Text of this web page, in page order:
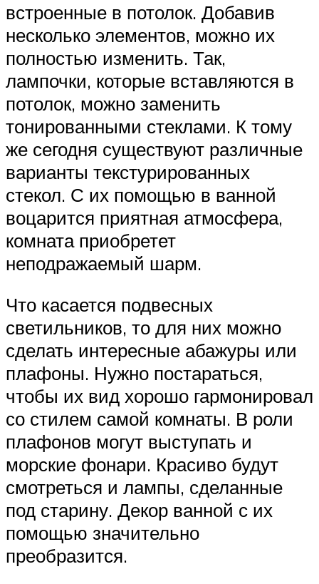
встроенные в потолок. Добавив
несколько элементов, можно их
полностью изменить. Так,
лампочки, которые вставляются в
потолок, можно заменить
тонированными стеклами. К тому
же сегодня существуют различные
варианты текстурированных
стекол. С их помощью в ванной
воцарится приятная атмосфера,
комната приобретет
неподражаемый шарм.
Что касается подвесных
светильников, то для них можно
сделать интересные абажуры или
плафоны. Нужно постараться,
чтобы их вид хорошо гармонировал
со стилем самой комнаты. В роли
плафонов могут выступать и
морские фонари. Красиво будут
смотреться и лампы, сделанные
под старину. Декор ванной с их
помощью значительно
преобразится.